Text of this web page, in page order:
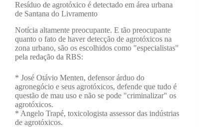
Resíduo de agrotóxico é detectado em área urbana
de Santana do Livramento
Notícia altamente preocupante. E tão preocupante
quanto o fato de haver detecção de agrotóxicos na
zona urbano, são os escolhidos como "especialistas"
pela redação da RBS:
* José Otávio Menten, defensor árduo do
agronegócio e seus agrotóxicos, defende que tudo é
questão de mau uso e não se pode "criminalizar" os
agrotóxicos.
* Angelo Trapé, toxicologista assessor das indústrias
de agrotóxicos.